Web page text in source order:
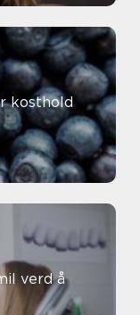
kosthold
verd å